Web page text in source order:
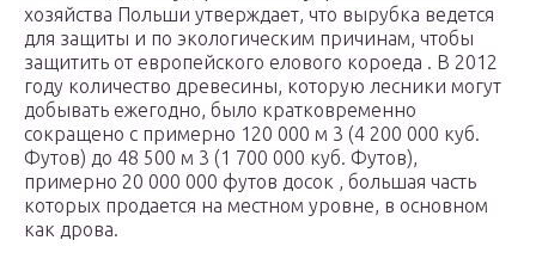
хозяйства Польши утверждает, что вырубка ведется
для защиты и по экологическим причинам, чтобы
защитить от европейского елового короеда . В 2012
году количество древесины, которую лесники могут
добывать ежегодно, было кратковременно
сокращено с примерно 120 000 м 3 (4 200 000 куб.
Футов) до 48 500 м 3 (1 700 000 куб. Футов),
примерно 20 000 000 футов досок , большая часть
которых продается на местном уровне, в основном
как дрова.